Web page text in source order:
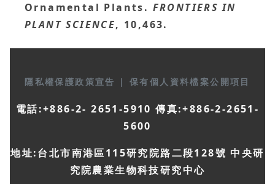
Ornamental Plants. FRONTIERS IN
PLANT SCIENCE, 10,463.
隱私權保護政策宣告 | 保有個人資料檔案公開項目
電話:+886-2- 2651-5910 傳真:+886-2-2651-
5600
地址:台北市南港區115研究院路二段128號 中央研
究院農業生物科技研究中心